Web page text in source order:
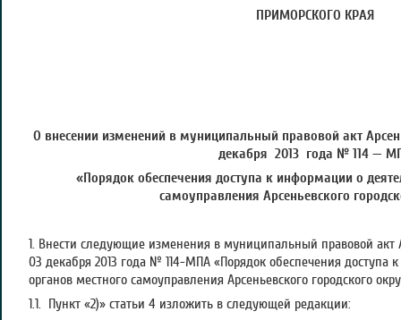
ПРИМОРСКОГО КРАЯ
О внесении изменений в муниципальный правовой акт
декабря 2013 года № 114 —
«Порядок обеспечения доступа к информации о
самоуправления Арсеньевского
1. Внести следующие изменения в муниципальный правовой акт
03 декабря 2013 года № 114-МПА «Порядок обеспечения доступа
органов местного самоуправления Арсеньевского городского
1.1. Пункт «2)» статьи 4 изложить в следующей редакции: